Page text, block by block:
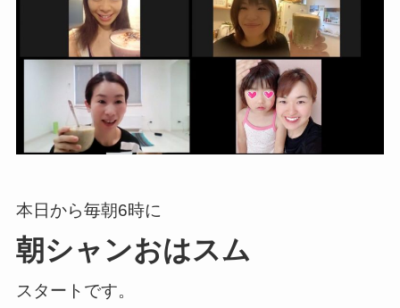
本日から毎朝6時に
朝シャンおはスム
スタートです。